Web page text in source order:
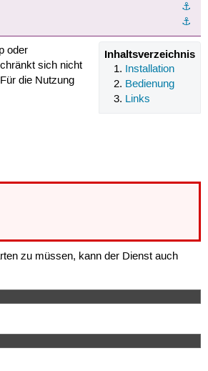
⚓︎
⚓︎
Inhaltsverzeichnis
Installation
Bedienung
Links
oder
sich nicht
die Nutzung
zu müssen, kann der Dienst auch